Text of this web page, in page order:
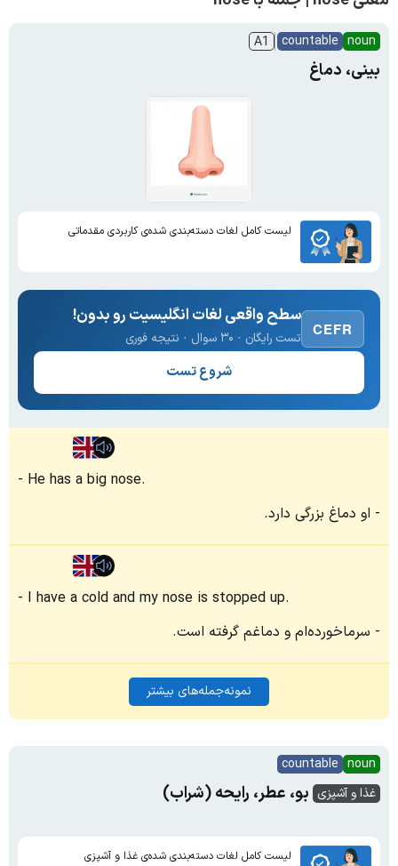
noun
countable
A1
بینی، دماغ
لیست کامل لغات دسته‌بندی شده‌ی کاربردی مقدماتی
CEFR
سطح واقعی لغات انگلیسیت رو بدون!
تست رایگان · ۳۰ سوال · نتیجه فوری
شروع تست
He has a big nose.
او دماغ بزرگی دارد.
I have a cold and my nose is stopped up.
سرماخورده‌ام و دماغم گرفته است.
نمونه‌جمله‌های بیشتر
noun
countable
غذا و آشپزی بو، عطر، رایحه (شراب)
لیست کامل لغات دسته‌بندی شده‌ی غذا و آشپزی